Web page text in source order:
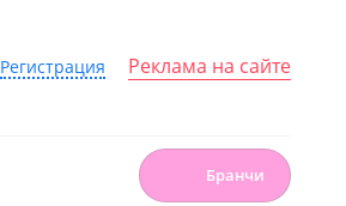
Регистрация Реклама на сайте
Бранчи